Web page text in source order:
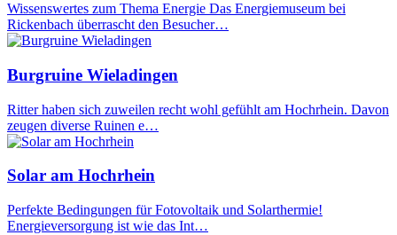
Wissenswertes zum Thema Energie Das Energiemuseum bei
Rickenbach überrascht den Besucher…
Burgruine Wieladingen
Ritter haben sich zuweilen recht wohl gefühlt am Hochrhein. Davon
zeugen diverse Ruinen e…
Solar am Hochrhein
Perfekte Bedingungen für Fotovoltaik und Solarthermie!
Energieversorgung ist wie das Int…